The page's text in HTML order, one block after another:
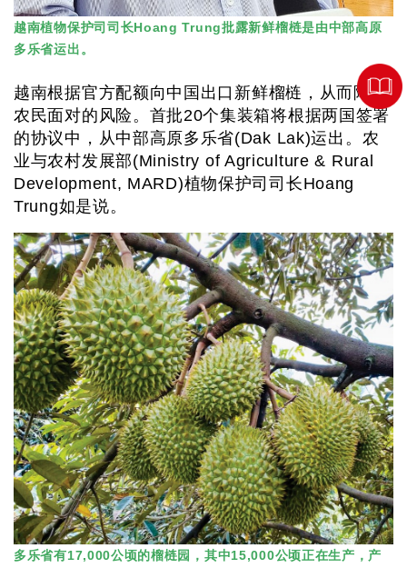
越南植物保护司司长Hoang Trung批露新鲜榴梿是由中部高原
多乐省运出。
越南根据官方配额向中国出口新鲜榴梿，从而降低
农民面对的风险。首批20个集装箱将根据两国签署
的协议中，从中部高原多乐省(Dak Lak)运出。农
业与农村发展部(Ministry of Agriculture & Rural
Development, MARD)植物保护司司长Hoang
Trung如是说。
多乐省有17,000公顷的榴梿园，其中15,000公顷正在生产，产